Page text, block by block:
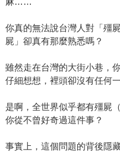
你真的無法說台灣人對「殭
屍」卻真有那麼熟悉嗎？
雖然走在台灣的大街小巷，
仔細想想，裡頭卻沒有任何
是啊，全世界似乎都有殭屍
你從不曾好奇過這件事？
事實上，這個問題的背後隱